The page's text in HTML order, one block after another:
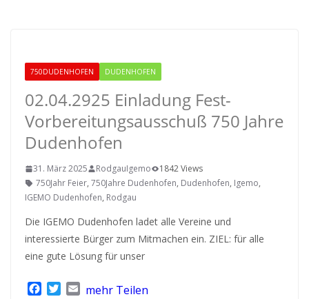
750DUDENHOFEN DUDENHOFEN
02.04.2925 Einladung Fest-
Vorbereitungsausschuß 750 Jahre
Dudenhofen
31. März 2025 RodgauIgemo
1842 Views
750Jahr Feier, 750Jahre Dudenhofen, Dudenhofen, Igemo,
IGEMO Dudenhofen, Rodgau
Die IGEMO Dudenhofen ladet alle Vereine und
interessierte Bürger zum Mitmachen ein. ZIEL: für alle
eine gute Lösung für unser
mehr Teilen